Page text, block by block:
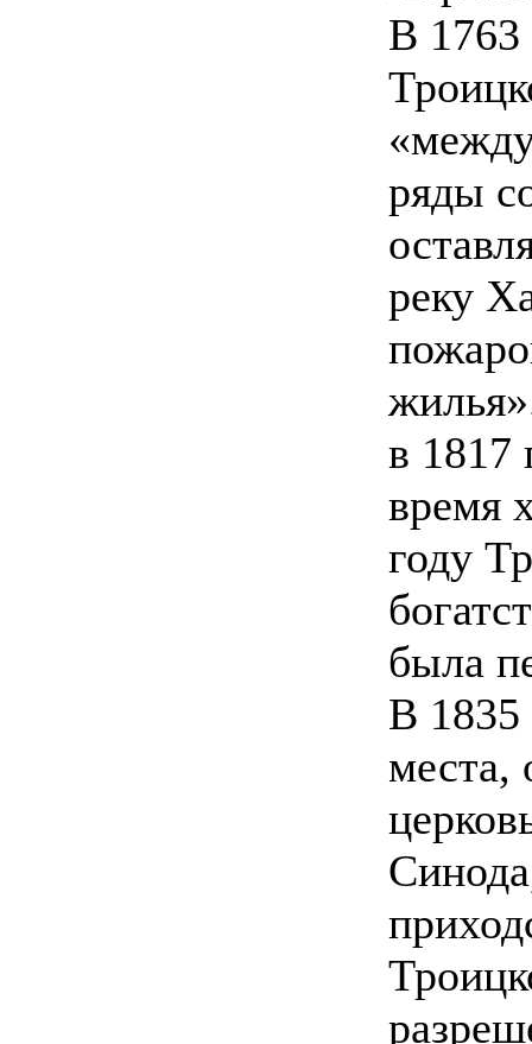
В 1763
ряды
реку
в 1817
время
году
была
В 1835